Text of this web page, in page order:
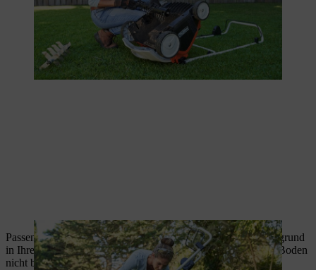
Passen Sie nun die Arbeitstiefe des Rasenlüfters an den Untergrund
in Ihrem Garten an – die Federzinken des Lüfters sollten den Boden
nicht berühren, sondern nur zwischen den Halmen kämmen.